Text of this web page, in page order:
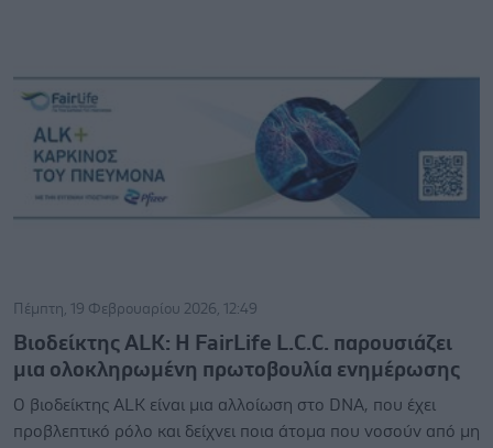
Πέμπτη, 19 Φεβρουαρίου 2026, 12:49
Βιοδείκτης ALK: Η FairLife L.C.C. παρουσιάζει
μια ολοκληρωμένη πρωτοβουλία ενημέρωσης
Ο βιοδείκτης ALK είναι μια αλλοίωση στο DNA, που έχει
προβλεπτικό ρόλο και δείχνει ποια άτομα που νοσούν από μη